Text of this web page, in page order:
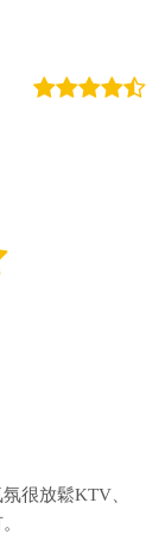
：1530464
郵局ATM ]、 [彰銀
很放鬆KTV、